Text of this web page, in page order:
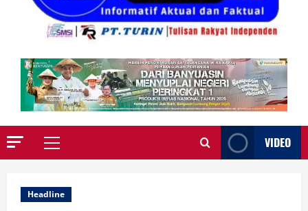
Primary
VIDEO
Headline